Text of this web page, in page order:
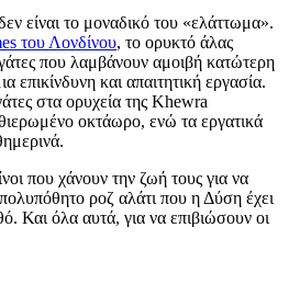
είναι το μοναδικό του «ελάττωμα».
του Λονδίνου, το ορυκτό άλας
που λαμβάνουν αμοιβή κατώτερη
επικίνδυνη και απαιτητική εργασία.
στα ορυχεία της Khewra
οκτάωρο, ενώ τα εργατικά
που χάνουν την ζωή τους για να
ροζ αλάτι που η Δύση έχει
Και όλα αυτά, για να επιβιώσουν οι